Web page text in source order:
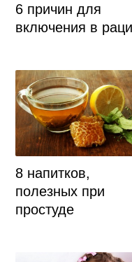
6 причин для
включения в
8 напитков,
полезных при
простуде